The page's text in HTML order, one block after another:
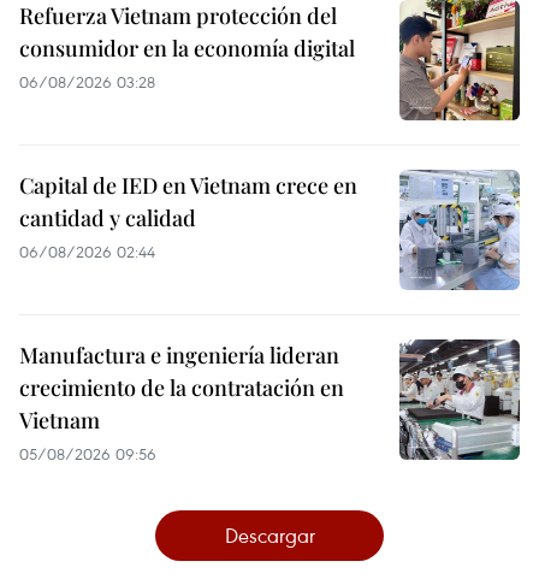
Refuerza Vietnam protección del
consumidor en la economía digital
06/08/2026 03:28
Capital de IED en Vietnam crece en
cantidad y calidad
06/08/2026 02:44
Manufactura e ingeniería lideran
crecimiento de la contratación en
Vietnam
05/08/2026 09:56
Descargar